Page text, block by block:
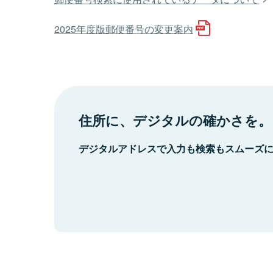
2025年度版郵便番号の変更案内
住所に、デジタルの確かさを。
デジタルアドレスで入力も検索もスムーズ